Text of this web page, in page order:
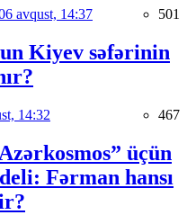
avqust, 14:37 501
Kiyev səfərinin
14:32 467
üçün
Fərman hansı